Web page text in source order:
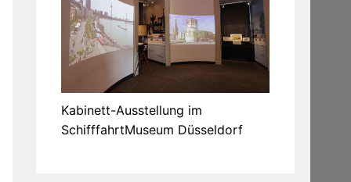
Kabinett-Ausstellung im
SchifffahrtMuseum Düsseldorf